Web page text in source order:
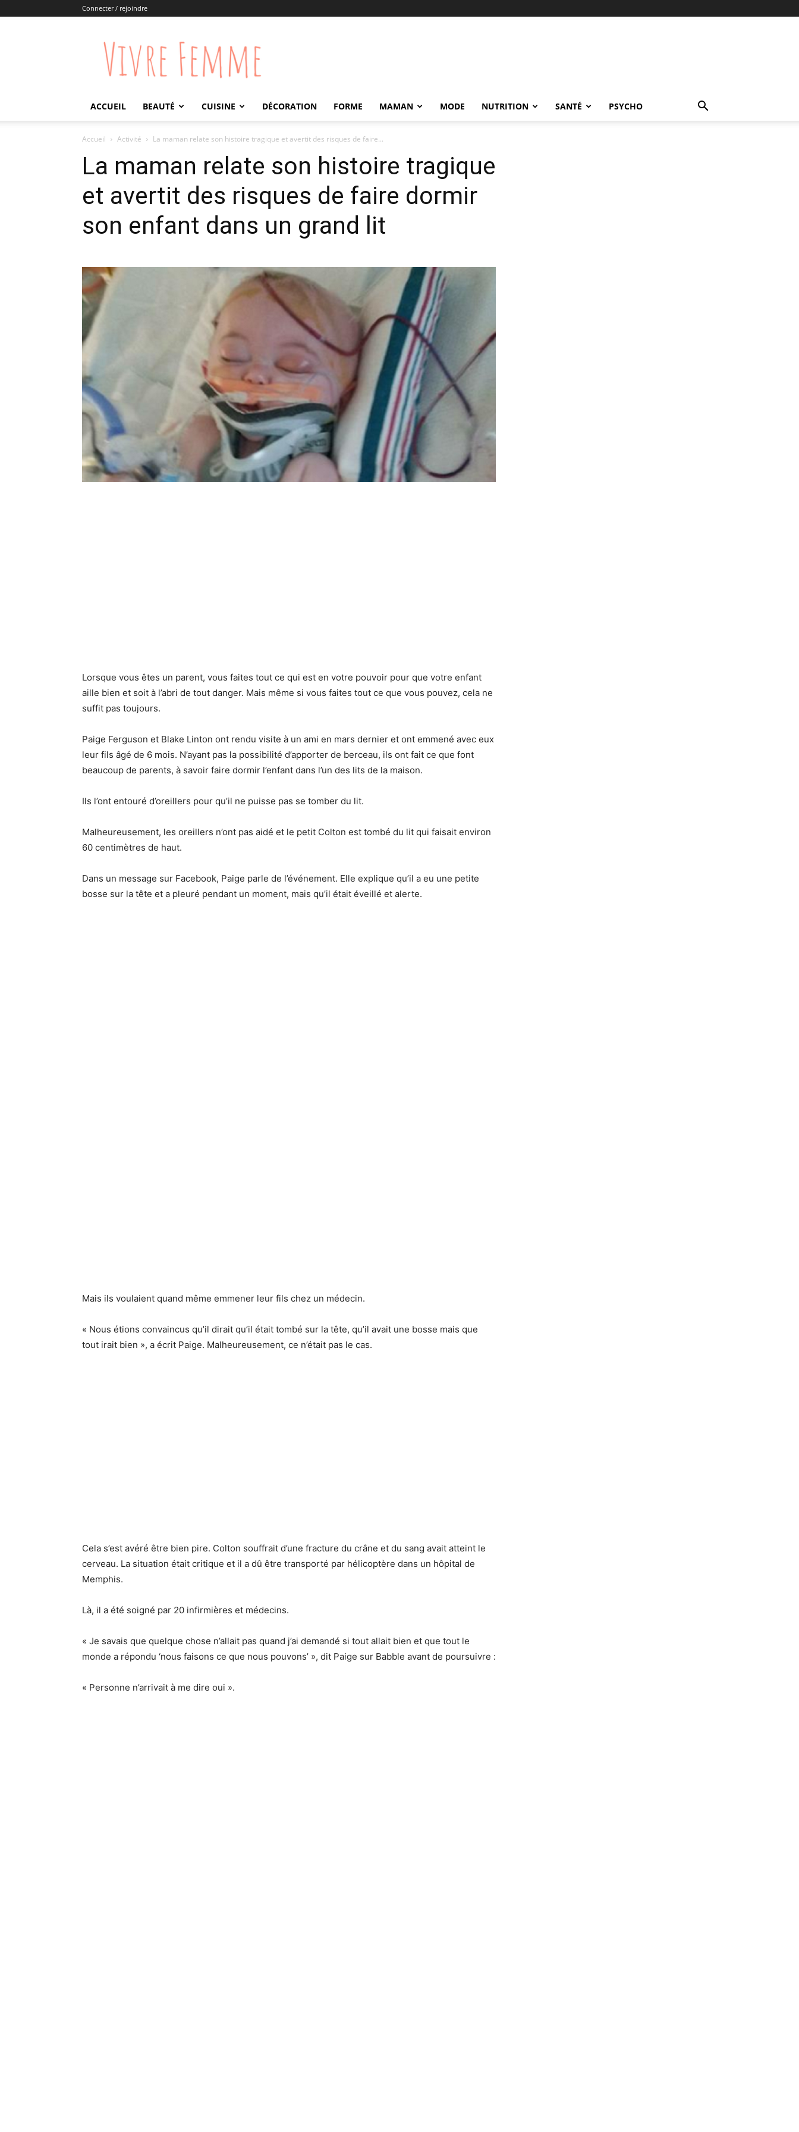
Connecter / rejoindre
Vivre
Femme
ACCUEIL BEAUTÉ CUISINE DÉCORATION FORME MAMAN MODE NUTRITION SANTÉ PSYCHO
Accueil Activité La maman relate son histoire tragique et avertit des risques de faire...
La maman relate son histoire tragique
et avertit des risques de faire dormir
son enfant dans un grand lit
Lorsque vous êtes un parent, vous faites tout ce qui est en votre pouvoir pour que votre enfant
aille bien et soit à l’abri de tout danger. Mais même si vous faites tout ce que vous pouvez, cela ne
suffit pas toujours.
Paige Ferguson et Blake Linton ont rendu visite à un ami en mars dernier et ont emmené avec eux
leur fils âgé de 6 mois. N’ayant pas la possibilité d’apporter de berceau, ils ont fait ce que font
beaucoup de parents, à savoir faire dormir l’enfant dans l’un des lits de la maison.
Ils l’ont entouré d’oreillers pour qu’il ne puisse pas se tomber du lit.
Malheureusement, les oreillers n’ont pas aidé et le petit Colton est tombé du lit qui faisait environ
60 centimètres de haut.
Dans un message sur Facebook, Paige parle de l’événement. Elle explique qu’il a eu une petite
bosse sur la tête et a pleuré pendant un moment, mais qu’il était éveillé et alerte.
Mais ils voulaient quand même emmener leur fils chez un médecin.
« Nous étions convaincus qu’il dirait qu’il était tombé sur la tête, qu’il avait une bosse mais que
tout irait bien », a écrit Paige. Malheureusement, ce n’était pas le cas.
Cela s’est avéré être bien pire. Colton souffrait d’une fracture du crâne et du sang avait atteint le
cerveau. La situation était critique et il a dû être transporté par hélicoptère dans un hôpital de
Memphis.
Là, il a été soigné par 20 infirmières et médecins.
« Je savais que quelque chose n’allait pas quand j’ai demandé si tout allait bien et que tout le
monde a répondu ‘nous faisons ce que nous pouvons’ », dit Paige sur Babble avant de poursuivre :
« Personne n’arrivait à me dire oui ».